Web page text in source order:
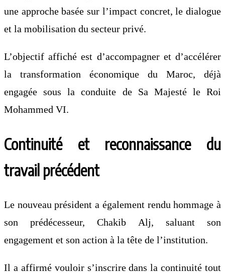
une approche basée sur l’impact concret, le dialogue
et la mobilisation du secteur privé.
L’objectif affiché est d’accompagner et d’accélérer
la transformation économique du Maroc, déjà
engagée sous la conduite de Sa Majesté le Roi
Mohammed VI.
Continuité et reconnaissance du
travail précédent
Le nouveau président a également rendu hommage à
son prédécesseur, Chakib Alj, saluant son
engagement et son action à la tête de l’institution.
Il a affirmé vouloir s’inscrire dans la continuité tout